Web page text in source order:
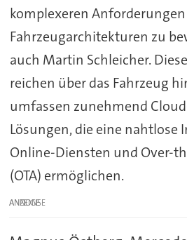
komplexeren Anforderungen
Fahrzeugarchitekturen zu
auch Martin Schleicher.
reichen über das Fahrzeug
umfassen zunehmend
Lösungen, die eine nahtlose
Online-Diensten und Over-
(OTA) ermöglichen.
ANZEIGE